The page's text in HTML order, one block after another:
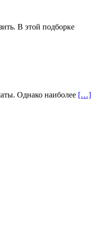
В этой подборке
Однако наиболее […]